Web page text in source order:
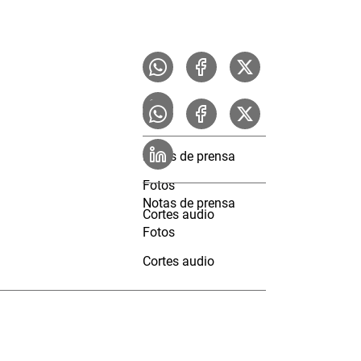
Notas de prensa
Fotos
Cortes audio
Notas de prensa
Fotos
Cortes audio